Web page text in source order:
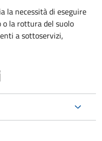
la necessità di eseguire
la rottura del suolo
a sottoservizi,